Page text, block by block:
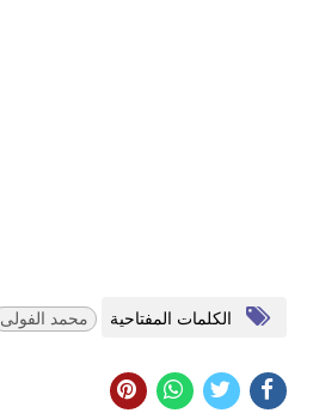
الكلمات المفتاحية محمد الفولى